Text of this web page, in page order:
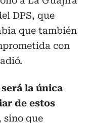
DPS, que
que también
con
la única
de estos
sino que